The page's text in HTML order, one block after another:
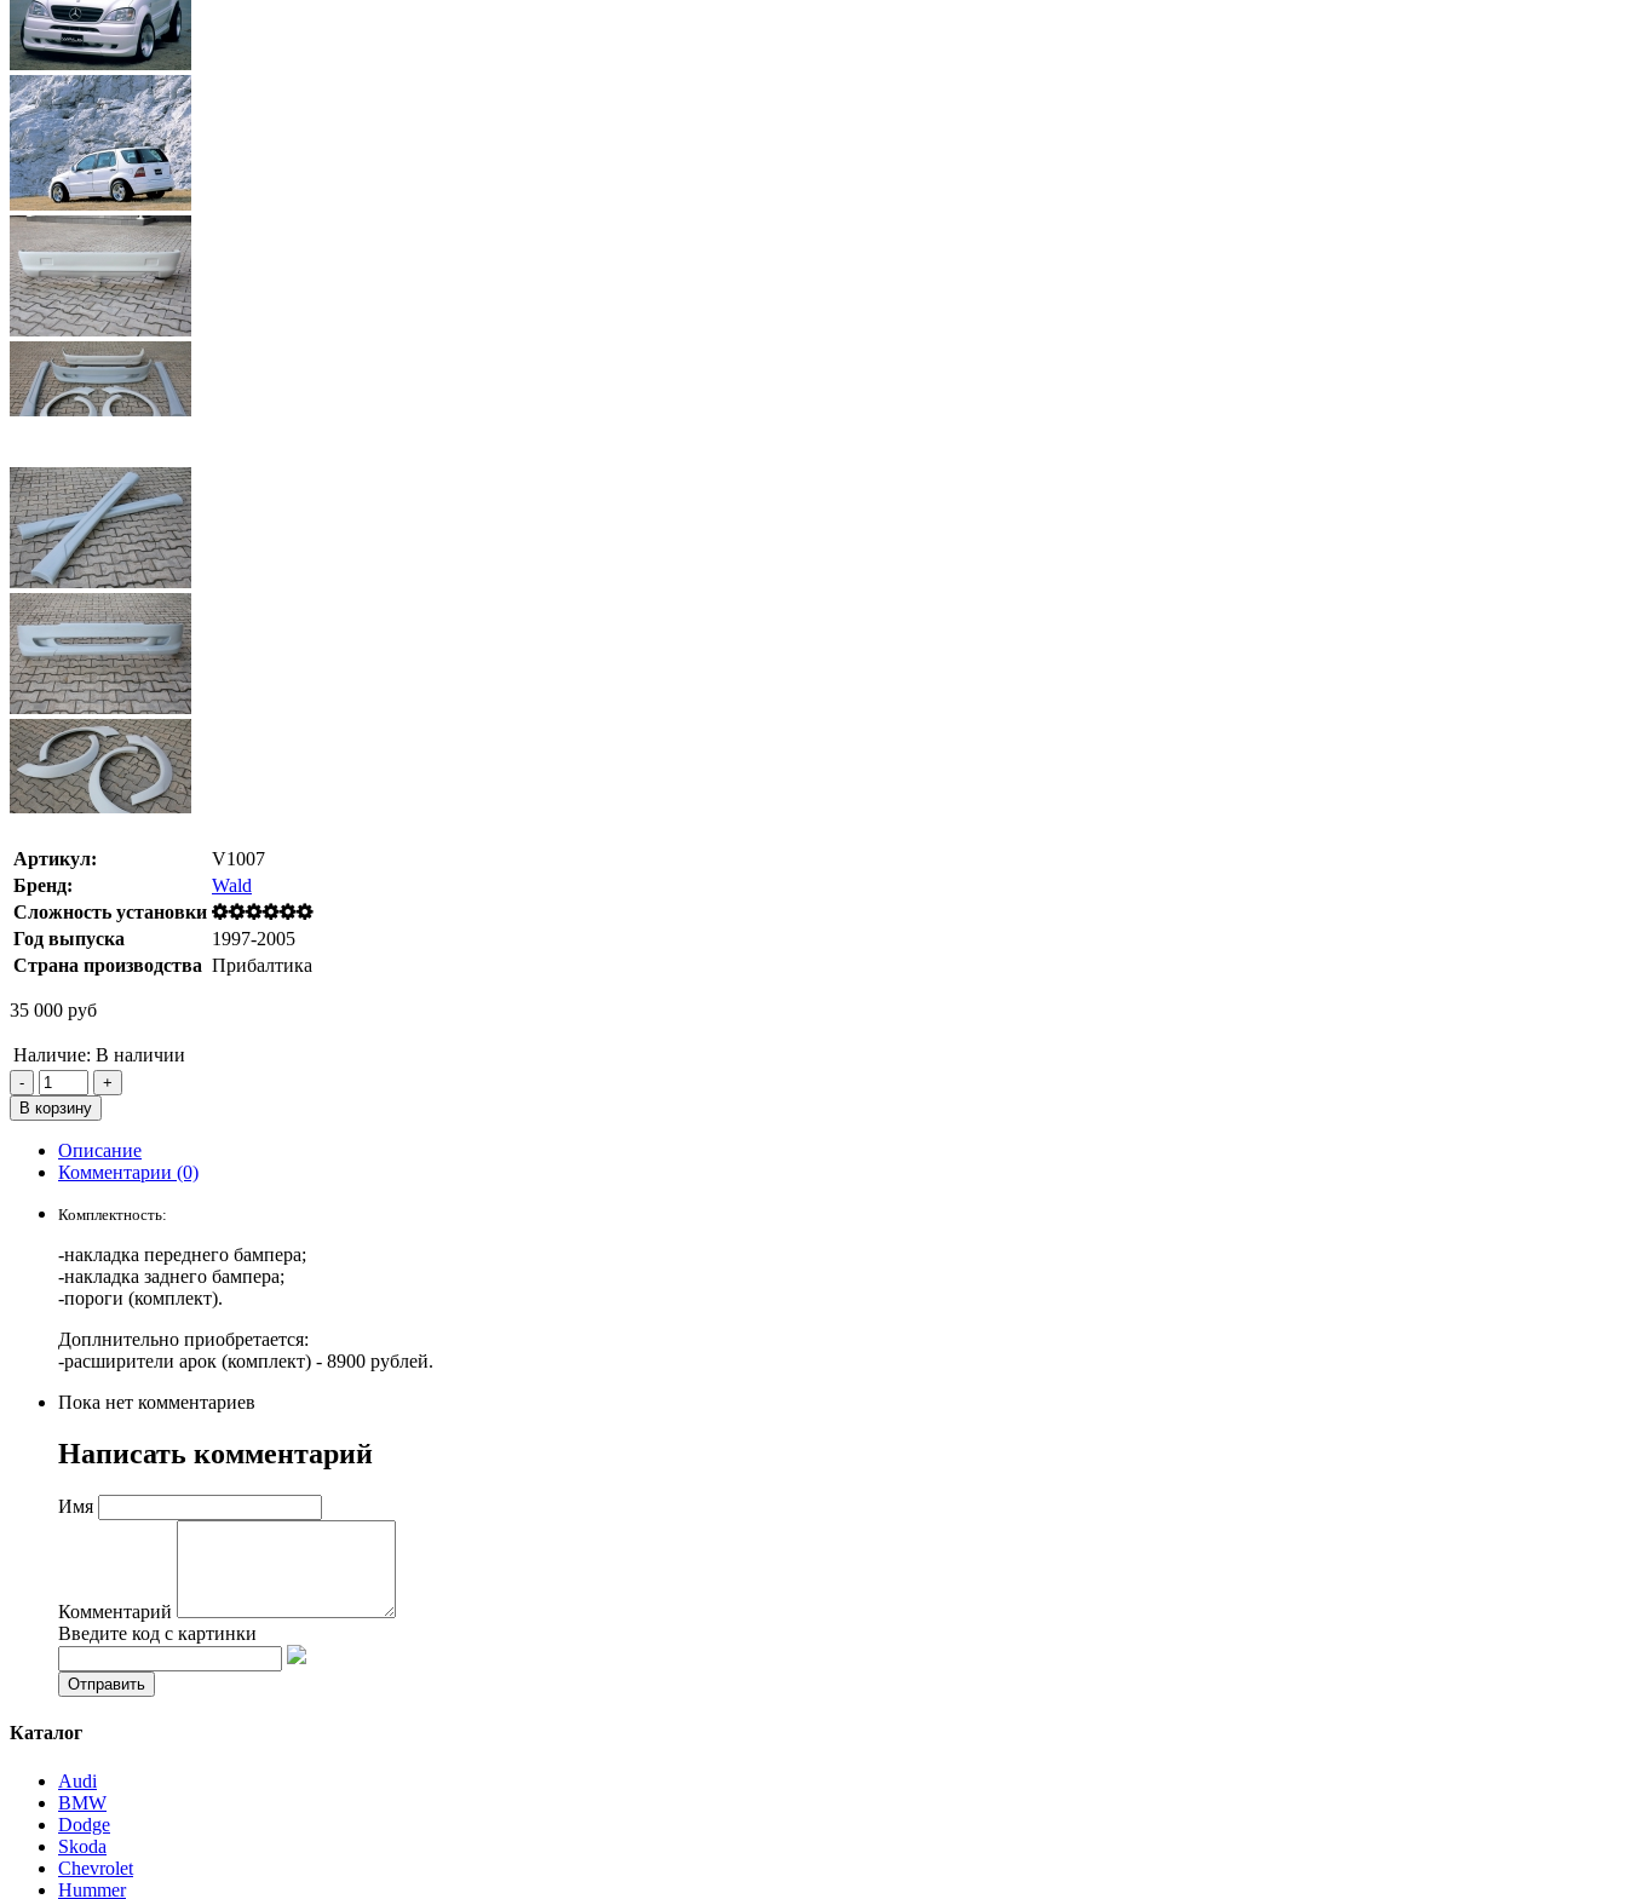
Артикул:
V1007
Бренд:
Wald
Сложность установки
Год выпуска
1997-2005
Страна производства Прибалтика
35 000 руб
Наличие: В наличии
Описание
Комментарии (0)
Комплектность:
-накладка переднего бампера;
-накладка заднего бампера;
-пороги (комплект).
Доплнительно приобретается:
-расширители арок (комплект) - 8900 рублей.
Пока нет комментариев
Написать комментарий
Имя
Комментарий
Введите код с картинки
Каталог
Audi
BMW
Dodge
Skoda
Chevrolet
Hummer